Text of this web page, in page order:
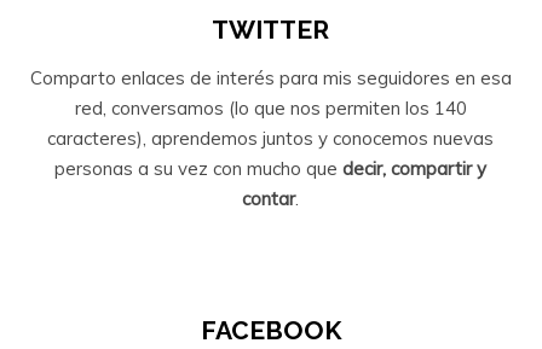
TWITTER
Comparto enlaces de interés para mis seguidores en esa
red, conversamos (lo que nos permiten los 140
caracteres), aprendemos juntos y conocemos nuevas
personas a su vez con mucho quedecir, compartir y
contar.
FACEBOOK